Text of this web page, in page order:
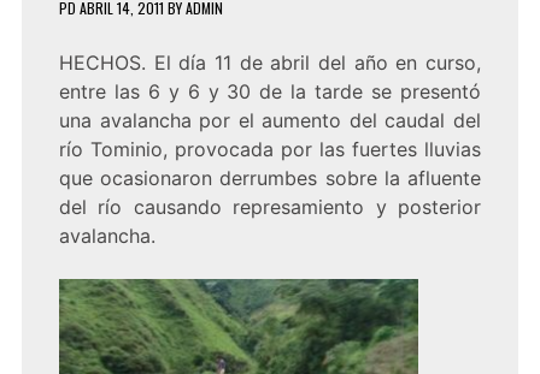
PD ABRIL 14, 2011 BYADMIN
HECHOS. El día 11 de abril del año en curso,
entre las 6 y 6 y 30 de la tarde se presentó
una avalancha por el aumento del caudal del
río Tominio, provocada por las fuertes lluvias
que ocasionaron derrumbes sobre la afluente
del río causando represamiento y posterior
avalancha.